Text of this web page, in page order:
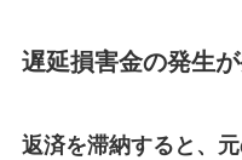
遅延損害金の発生
返済を滞納すると、